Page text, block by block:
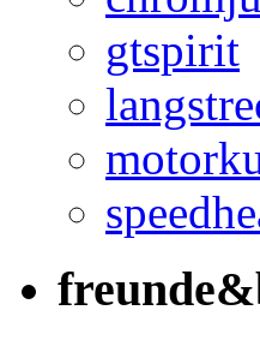
gtspirit